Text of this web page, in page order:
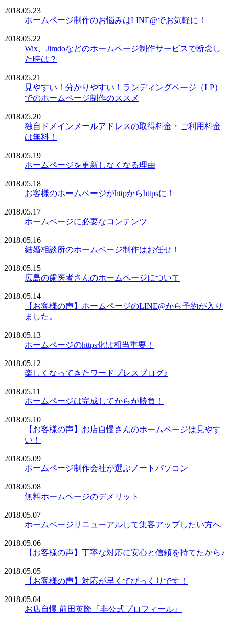
2018.05.23
ホームページ制作のお悩みはLINE@でお気軽に！
2018.05.22
Wix、Jimdoなどのホームページ制作サービスで断念し
た時は？
2018.05.21
見やすい！分かりやすい！ランディングページ（LP）
でのホームページ制作のススメ
2018.05.20
独自ドメインメールアドレスの取得料金・ご利用料金
は無料！
2018.05.19
ホームページを更新しなくなる理由
2018.05.18
お客様のホームページがhttpからhttpsに！
2018.05.17
ホームページに必要なコンテンツ
2018.05.16
結婚相談所のホームページ制作はお任せ！
2018.05.15
広島の歯医者さんのホームページについて
2018.05.14
【お客様の声】ホームページのLINE@から予約が入り
ました。
2018.05.13
ホームページのhttps化は相当重要！
2018.05.12
楽しくなってきたワードプレスブログ♪
2018.05.11
ホームページは完成してからが勝負！
2018.05.10
【お客様の声】お店自慢さんのホームページは見やす
い！
2018.05.09
ホームページ制作会社が選ぶノートパソコン
2018.05.08
無料ホームページのデメリット
2018.05.07
ホームページリニューアルして集客アップしたい方へ
2018.05.06
【お客様の声】丁寧な対応に安心と信頼を持てたから♪
2018.05.05
【お客様の声】対応が早くてびっくりです！
2018.05.04
お店自慢 前田英隆『非公式プロフィール』